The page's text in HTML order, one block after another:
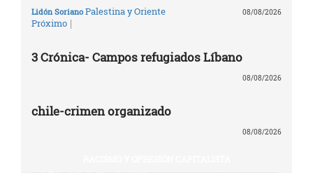
Lidón Soriano Palestina y Oriente
Próximo |
08/08/2026
3 Crónica- Campos refugiados Líbano
08/08/2026
chile-crimen organizado
08/08/2026